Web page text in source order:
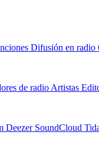
Difusión en radio
de radio Artistas
Deezer SoundCloud